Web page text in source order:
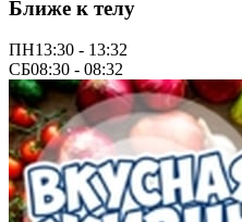
Ближе к телу
ПН13:30 - 13:32
СБ08:30 - 08:32